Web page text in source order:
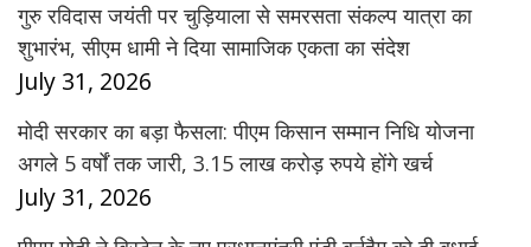
गुरु रविदास जयंती पर चुड़ियाला से समरसता संकल्प यात्रा का
शुभारंभ, सीएम धामी ने दिया सामाजिक एकता का संदेश
July 31, 2026
मोदी सरकार का बड़ा फैसला: पीएम किसान सम्मान निधि योजना
अगले 5 वर्षों तक जारी, 3.15 लाख करोड़ रुपये होंगे खर्च
July 31, 2026